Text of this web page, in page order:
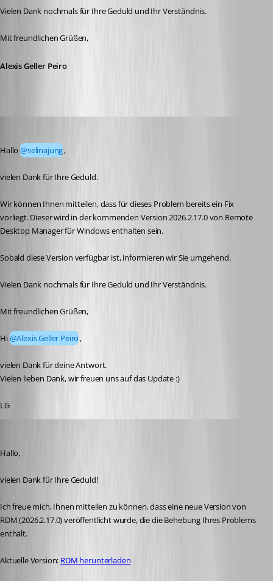
Vielen Dank nochmals für Ihre Geduld und Ihr Verständnis.
Mit freundlichen Grüßen,
Alexis Geller Peiro
Hallo @selinajung,
vielen Dank für Ihre Geduld.
Wir können Ihnen mitteilen, dass für dieses Problem bereits ein Fix
vorliegt. Dieser wird in der kommenden Version 2026.2.17.0 von Remote
Desktop Manager für Windows enthalten sein.
Sobald diese Version verfügbar ist, informieren wir Sie umgehend.
Vielen Dank nochmals für Ihre Geduld und Ihr Verständnis.
Mit freundlichen Grüßen,
Hi @Alexis Geller Peiro,
vielen Dank für deine Antwort.
Vielen lieben Dank, wir freuen uns auf das Update :)
LG
Hallo,
vielen Dank für Ihre Geduld!
Ich freue mich, Ihnen mitteilen zu können, dass eine neue Version von
RDM (2026.2.17.0) veröffentlicht wurde, die die Behebung Ihres Problems
enthält.
Aktuelle Version: RDM herunterladen